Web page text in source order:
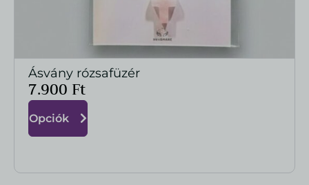
MEGTEKINTÉS
Ásvány rózsafüzér
7.900 Ft
Opciók